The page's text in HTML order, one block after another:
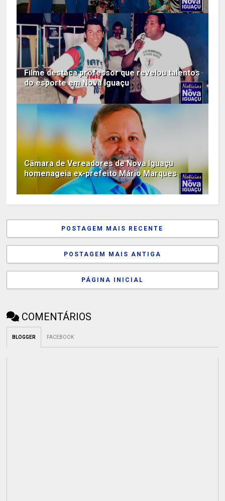
Filme destaca professor que revelou talentos
do esporte em Nova Iguaçu
Câmara de Vereadores de Nova Iguaçu
homenageia ex-prefeito Mário Marques
POSTAGEM MAIS RECENTE
POSTAGEM MAIS ANTIGA
PÁGINA INICIAL
COMENTÁRIOS
BLOGGER FACEBOOK